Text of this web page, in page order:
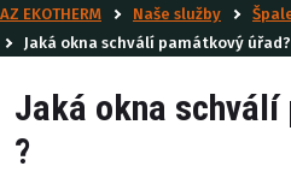
AZ EKOTHERM Naše služby
Jaká okna schválí památkový úřad?
Jaká okna schválí
?